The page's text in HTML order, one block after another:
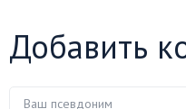
Добавить